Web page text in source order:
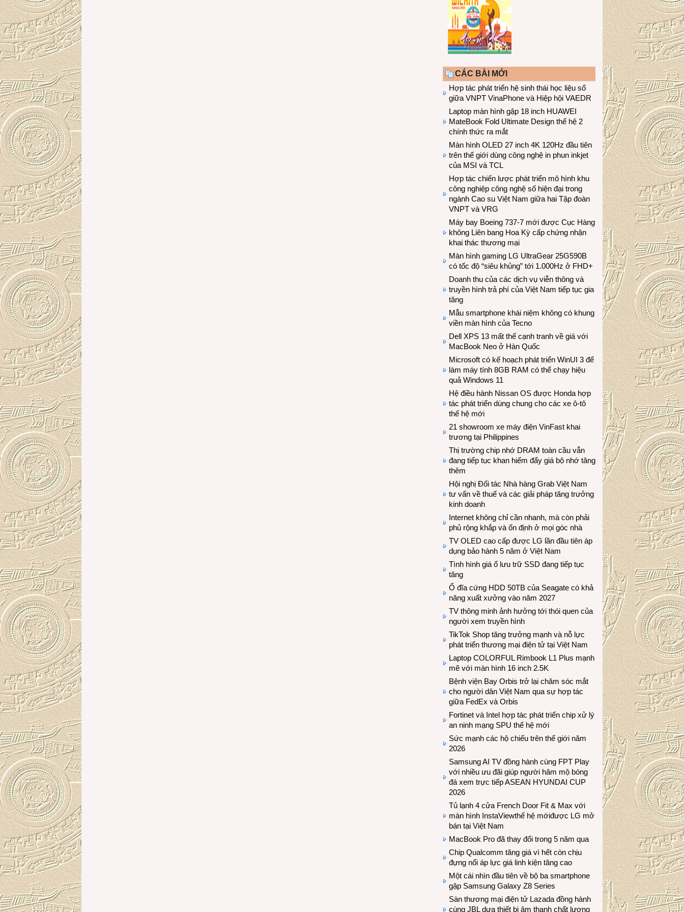
CÁC BÀI MỚI
Hợp tác phát triển hệ sinh thái học liệu số
giữa VNPT VinaPhone và Hiệp hội VAEDR
Laptop màn hình gập 18 inch HUAWEI
MateBook Fold Ultimate Design thế hệ 2
chính thức ra mắt
Màn hình OLED 27 inch 4K 120Hz đầu tiên
trên thế giới dùng công nghệ in phun inkjet
của MSI và TCL
Hợp tác chiến lược phát triển mô hình khu
công nghiệp công nghệ số hiện đại trong
ngành Cao su Việt Nam giữa hai Tập đoàn
VNPT và VRG
Máy bay Boeing 737-7 mới được Cục Hàng
không Liên bang Hoa Kỳ cấp chứng nhận
khai thác thương mại
Màn hình gaming LG UltraGear 25G590B
có tốc độ “siêu khủng” tới 1.000Hz ở FHD+
Doanh thu của các dịch vụ viễn thông và
truyền hình trả phí của Việt Nam tiếp tục gia
tăng
Mẫu smartphone khái niệm không có khung
viền màn hình của Tecno
Dell XPS 13 mất thế cạnh tranh về giá với
MacBook Neo ở Hàn Quốc
Microsoft có kế hoạch phát triển WinUI 3 để
làm máy tính 8GB RAM có thể chạy hiệu
quả Windows 11
Hệ điều hành Nissan OS được Honda hợp
tác phát triển dùng chung cho các xe ô-tô
thế hệ mới
21 showroom xe máy điện VinFast khai
trương tại Philippines
Thị trường chip nhớ DRAM toàn cầu vẫn
đang tiếp tục khan hiếm đẩy giá bộ nhớ tăng
thêm
Hội nghị Đối tác Nhà hàng Grab Việt Nam
tư vấn về thuế và các giải pháp tăng trưởng
kinh doanh
Internet không chỉ cần nhanh, mà còn phải
phủ rộng khắp và ổn định ở mọi góc nhà
TV OLED cao cấp được LG lần đầu tiên áp
dụng bảo hành 5 năm ở Việt Nam
Tình hình giá ổ lưu trữ SSD đang tiếp tục
tăng
Ổ đĩa cứng HDD 50TB của Seagate có khả
năng xuất xưởng vào năm 2027
TV thông minh ảnh hưởng tới thói quen của
người xem truyền hình
TikTok Shop tăng trưởng mạnh và nỗ lực
phát triển thương mại điện tử tại Việt Nam
Laptop COLORFUL Rimbook L1 Plus mạnh
mẽ với màn hình 16 inch 2.5K
Bệnh viện Bay Orbis trở lại chăm sóc mắt
cho người dân Việt Nam qua sự hợp tác
giữa FedEx và Orbis
Fortinet và Intel hợp tác phát triển chip xử lý
an ninh mạng SPU thế hệ mới
Sức mạnh các hộ chiếu trên thế giới năm
2026
Samsung AI TV đồng hành cùng FPT Play
với nhiều ưu đãi giúp người hâm mộ bóng
đá xem trực tiếp ASEAN HYUNDAI CUP
2026
Tủ lạnh 4 cửa French Door Fit & Max với
màn hình InstaViewthế hệ mớiđược LG mở
bán tại Việt Nam
MacBook Pro đã thay đổi trong 5 năm qua
Chip Qualcomm tăng giá vì hết còn chịu
đựng nổi áp lực giá linh kiện tăng cao
Một cái nhìn đầu tiên về bộ ba smartphone
gập Samsung Galaxy Z8 Series
Sàn thương mại điện tử Lazada đồng hành
cùng JBL dưa thiết bị âm thanh chất lượng